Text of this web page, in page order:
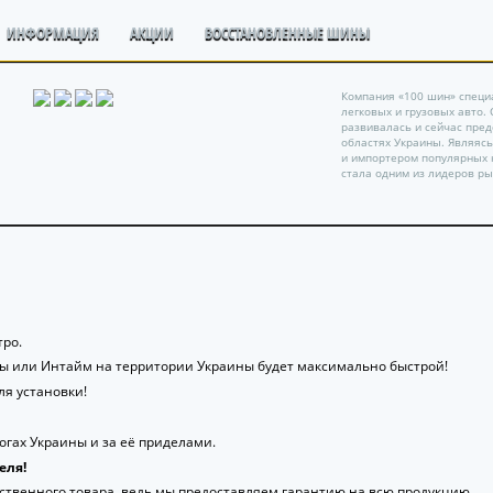
ИНФОРМАЦИЯ АКЦИИ ВОССТАНОВЛЕННЫЕ ШИНЫ
Компания «100 шин»
легковых и грузовых
развивалась и сейчас
областях Украины.
и импортером популярных
стала одним из лидеров
или Интайм на территории Украины будет максимально быстрой!
установки!
Украины и за её приделами.